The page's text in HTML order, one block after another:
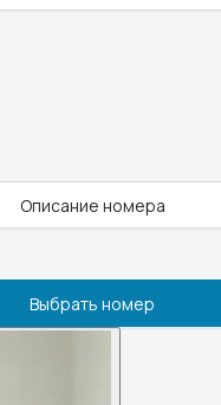
Описание номера
Выбрать номер